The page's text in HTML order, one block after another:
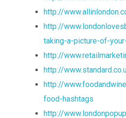
http://
http://
taking-a-picture-of-
http://
http://
http://
food-hashtags
http://